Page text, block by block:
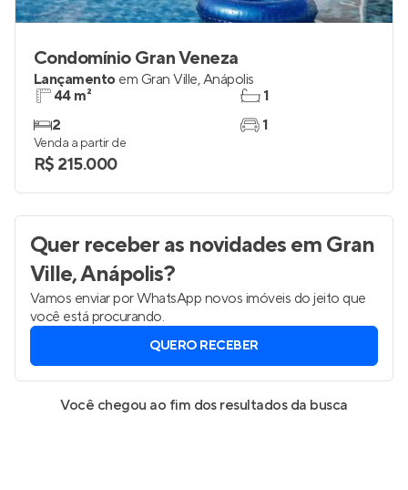
Condomínio Gran Veneza
Lançamento em Gran Ville,Anápolis
44 m²
2
1
1
Venda a partir de
R$ 215.000
Quer receber as novidadesem Gran
Ville, Anápolis?
Vamos enviar por WhatsApp novos imóveis do jeito que
você está procurando.
QUERO RECEBER
Você chegou ao fim dos resultados da busca